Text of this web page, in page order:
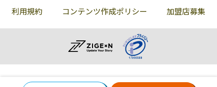
利用規約
コンテンツ作成ポリシー 加盟店募集